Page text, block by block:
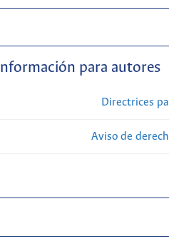
Información para autores
Directrices
Aviso de